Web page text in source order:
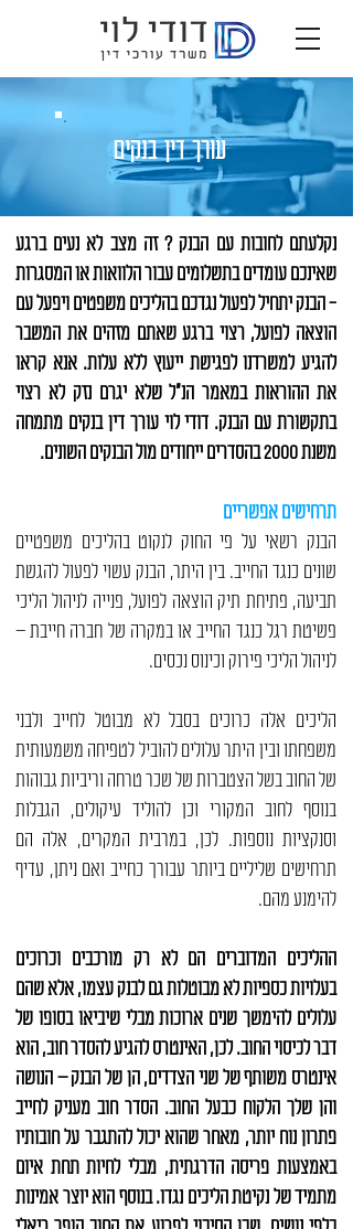
עורך דין בנקים
נקלעתם לחובות עם הבנק ? זה מצב לא נעים ברגע
שאינכם עומדים בתשלומים עבור הלוואות או המסגרות
- הבנק יתחיל לפעול נגדכם בהליכים משפטים ויפעל עם
הוצאה לפועל, רצוי ברגע שאתם מזהים את המשבר
להגיע למשרדנו לפגישת ייעוץ ללא עלות. אנא קראו
את ההוראות במאמר הנ"ל שלא יגרם נזק לא רצוי
בתקשורת עם הבנק. דודי לוי עורך דין בנקים מתמחה
משנת 2000 בהסדרים ייחודים מול הבנקים השונים.
תרחישים אפשריים
הבנק רשאי על פי החוק לנקוט בהליכים משפטיים
שונים כנגד החייב. בין היתר, הבנק עשוי לפעול להגשת
תביעה, פתיחת תיק הוצאה לפועל, פנייה לניהול הליכי
פשיטת רגל כנגד החייב או במקרה של חברה חייבת –
לניהול הליכי פירוק וכינוס נכסים.
הליכים אלה כרוכים בסבל לא מבוטל לחייב ולבני
משפחתו ובין היתר עלולים להוביל לטפיחה משמעותית
של החוב בשל הצטברות של שכר טרחה וריביות גבוהות
בנוסף לחוב המקורי וכן להוליד עיקולים, הגבלות
וסנקציות נוספות. לכן, במרבית המקרים, אלה הם
תרחישים שליליים ביותר עבורך כחייב ואם ניתן, עדיף
להימנע מהם.
ההליכים המדוברים הם לא רק מורכבים וכרוכים
בעלויות כספיות לא מבוטלות גם לבנק עצמו, אלא שהם
עלולים להימשך שנים ארוכות מבלי שיביאו בסופו של
דבר לכיסוי החוב. לכן, האינטרס להגיע להסדר חוב, הוא
אינטרס משותף של שני הצדדים, הן של הבנק – הנושה
והן שלך הלקוח כבעל החוב. הסדר חוב מעניק לחייב
פתרון נוח יותר, מאחר שהוא יכול להתגבר על חובותיו
באמצעות פריסה הדרגתית, מבלי לחיות תחת איום
מתמיד של נקיטת הליכים נגדו. בנוסף הוא יוצר אמינות